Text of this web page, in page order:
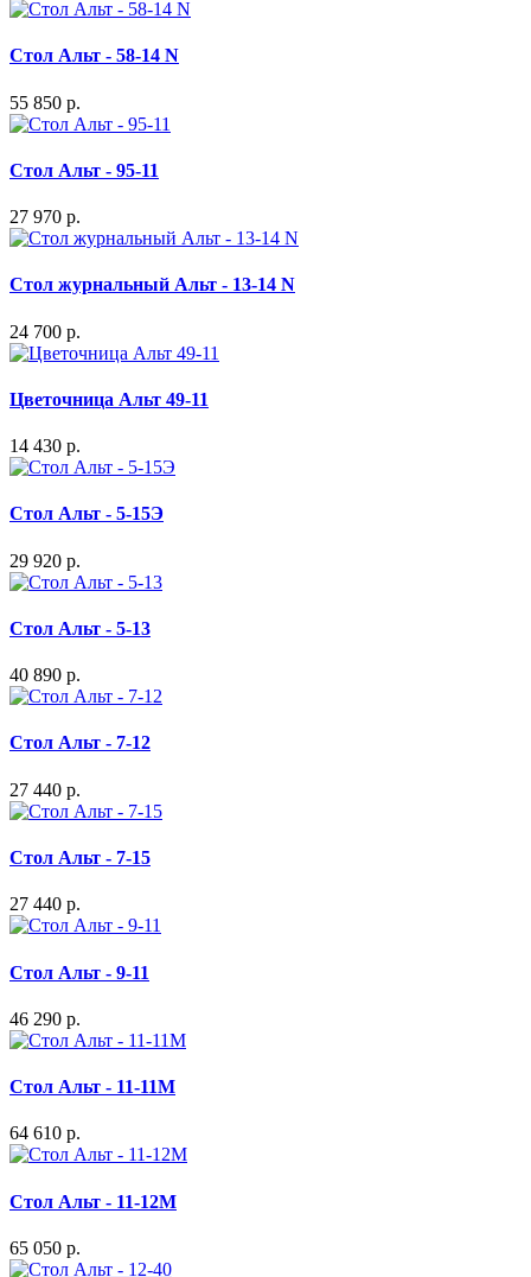
Стол Альт - 58-14 N
55 850 р.
Стол Альт - 95-11
27 970 р.
Стол журнальный Альт - 13-14 N
24 700 р.
Цветочница Альт 49-11
14 430 р.
Стол Альт - 5-15Э
29 920 р.
Стол Альт - 5-13
40 890 р.
Стол Альт - 7-12
27 440 р.
Стол Альт - 7-15
27 440 р.
Стол Альт - 9-11
46 290 р.
Стол Альт - 11-11М
64 610 р.
Стол Альт - 11-12М
65 050 р.